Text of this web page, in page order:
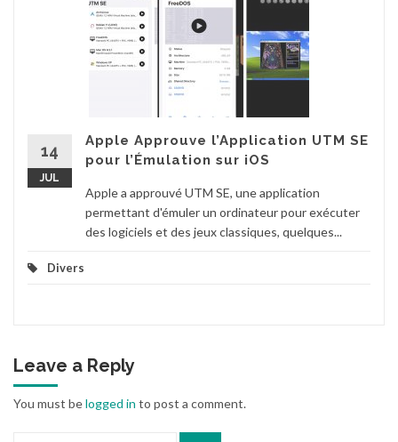
14
JUL
Apple Approuve l’Application UTM SE
pour l’Émulation sur iOS
Apple a approuvé UTM SE, une application
permettant d'émuler un ordinateur pour exécuter
des logiciels et des jeux classiques, quelques...
Divers
Leave a Reply
You must belogged in to post a comment.